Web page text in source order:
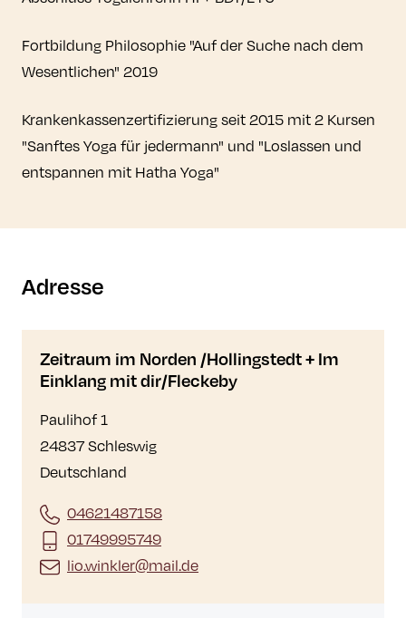
Fortbildung Philosophie "Auf der Suche nach dem
Wesentlichen" 2019
Krankenkassenzertifizierung seit 2015 mit 2 Kursen
"Sanftes Yoga für jedermann" und "Loslassen und
entspannen mit Hatha Yoga"
Adresse
Zeitraum im Norden /Hollingstedt + Im
Einklang mit dir/Fleckeby
Paulihof 1
24837 Schleswig
Deutschland
04621487158
01749995749
lio.winkler@mail.de